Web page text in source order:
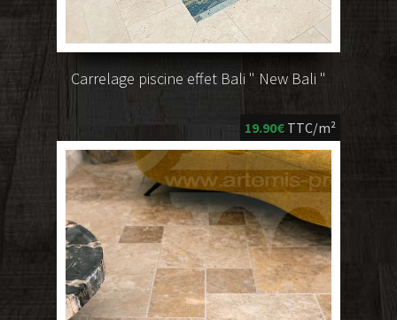
Carrelage piscine effet Bali " New Bali "
19.90€ TTC/m²